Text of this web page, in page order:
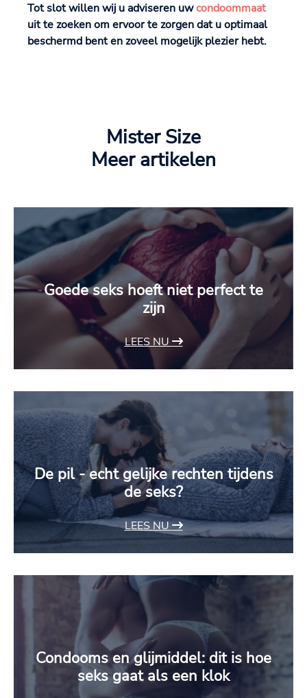
Tot slot willen wij u adviseren uwcondoommaat
uit te zoeken om ervoor te zorgen dat u optimaal
beschermd bent en zoveel mogelijk plezier hebt.
Mister Size
Meer artikelen
Goede seks hoeft niet perfect te
zijn
LEES NU
De pil - echt gelijke rechten tijdens
de seks?
LEES NU
Condooms en glijmiddel: dit is hoe
seks gaat als een klok